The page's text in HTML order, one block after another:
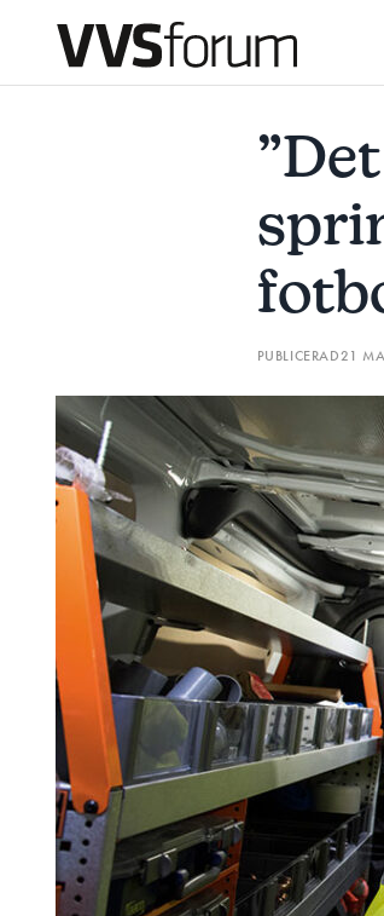
Hantera
Läs E-tidningen
Om tidningen
Kontakt
Information om GDPR
Search for:
SEARCH
PUBLICERAD21
”DET SKRIKS EFTER FLER